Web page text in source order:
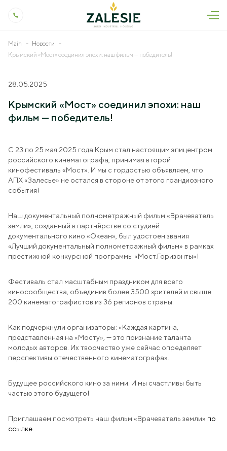
About us
Quality Control
Social Responsibility
Occupational Safety and Health
As Seen In The Press
Podcasts
Products and Services
Livestock
Dairy Processing
Veterinary Research
Land Development
Genetics Research
Jobs
Contact
Biddings
+7 (4012) 999-775
238642, RF, Kaliningrad Region,
Zalesye settlement, Polessky urban district,
office@agromanagement.ru
CONTACT US
Main
Новости
Крымский «Мост» соединил эпохи: наш фильм — победитель!
28.05.2025
Крымский «Мост» соединил эпохи: наш
фильм — победитель!
С 23 по 25 мая 2025 года Крым стал настоящим эпицентром
российского кинематографа, принимая второй
кинофестиваль «Мост». И мы с гордостью объявляем, что
АПХ «Залесье» не остался в стороне от этого грандиозного
события!
Наш документальный полнометражный фильм «Врачеватель
земли», созданный в партнёрстве со студией
документального кино «Океан», был удостоен звания
«Лучший документальный полнометражный фильм» в рамках
престижной конкурсной программы «Мост.Горизонты»!
Фестиваль стал масштабным праздником для всего
киносообщества, объединив более 3500 зрителей и свыше
200 кинематографистов из 36 регионов страны.
Как подчеркнули организаторы: «Каждая картина,
представленная на «Мосту», — это признание таланта
молодых авторов. Их творчество уже сейчас определяет
перспективы отечественного кинематографа».
Будущее российского кино за ними. И мы счастливы быть
частью этого будущего!
Приглашаем посмотреть наш фильм «Врачеватель земли» по
ссылке